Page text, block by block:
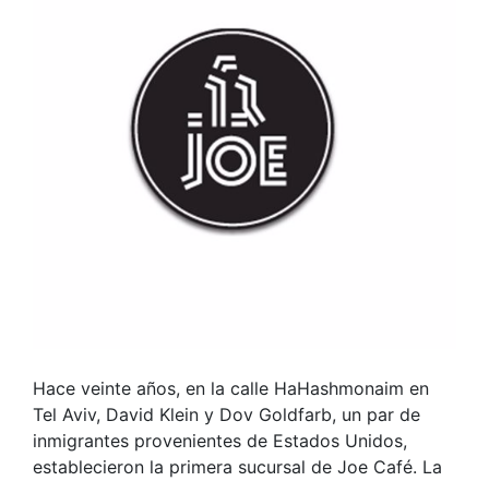
Hace veinte años, en la calle HaHashmonaim en
Tel Aviv, David Klein y Dov Goldfarb, un par de
inmigrantes provenientes de Estados Unidos,
establecieron la primera sucursal de Joe Café. La